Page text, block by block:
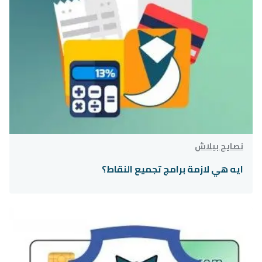
نصايح ببلاش
ايه هي لازمة برامج تجميع النقاط؟